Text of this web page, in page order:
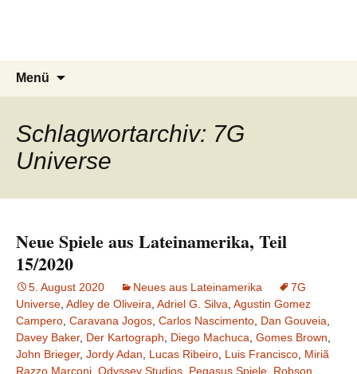
Menü
Schlagwortarchiv: 7G
Universe
Neue Spiele aus Lateinamerika, Teil
15/2020
5. August 2020 Neues aus Lateinamerika
7G
Universe Adley de Oliveira Adriel G. Silva Agustin Gomez
Campero Caravana Jogos Carlos Nascimento Dan Gouveia
Davey Baker, Der Kartograph Diego Machuca Gomes Brown
John Brieger, Jordy Adan Lucas Ribeiro Luis Francisco Miriã
Razzo Marconi Odyssey Studios Pegasus Spiele Robson